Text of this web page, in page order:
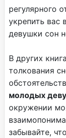
регулярного
укрепить вас
девушки сон
В других
толкования
молодых
окружении
забывайте,